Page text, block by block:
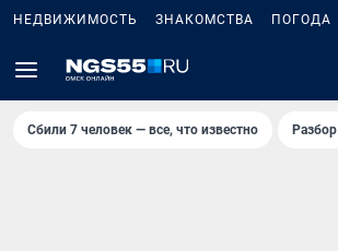
НЕДВИЖИМОСТЬ ЗНАКОМСТВА ПОГОДА
Сбили 7 человек — все, что известно